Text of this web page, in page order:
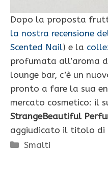
Dopo la proposta
la nostra recensione
Scented Nail) e la
profumata all’aroma
lounge bar, c’è un
pronto a fare la sua
mercato cosmetico: il
StrangeBeautiful
aggiudicato il titolo di
Categorie
Smalti